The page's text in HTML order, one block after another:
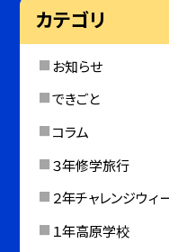
カテゴリ
お知らせ
できごと
コラム
３年修学旅行
２年チャレンジウィ
１年高原学校